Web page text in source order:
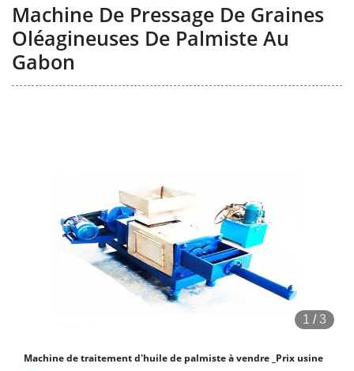
Machine De Pressage De Graines
Oléagineuses De Palmiste Au
Gabon
1 /3
Machine de traitement d'huile de palmiste à vendre _Prix usine